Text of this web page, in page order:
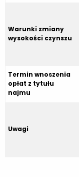
Warunki zmiany
wysokości czynszu
Termin wnoszenia
opłat z tytułu
najmu
Uwagi